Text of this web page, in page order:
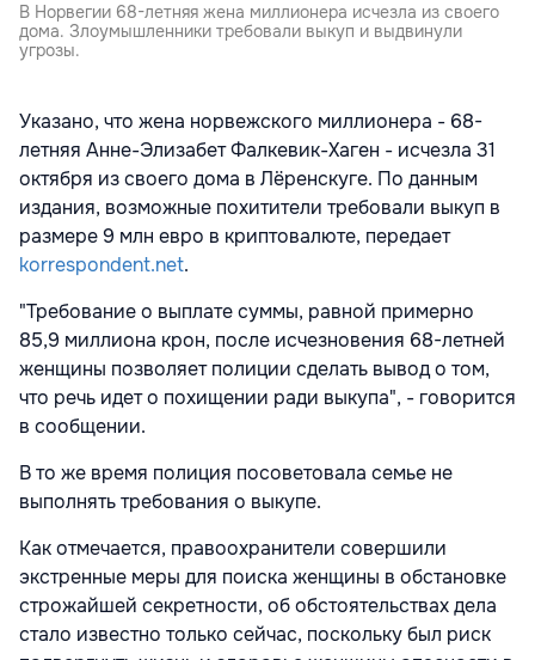
В Норвегии 68-летняя жена миллионера исчезла из своего
дома. Злоумышленники требовали выкуп и выдвинули
угрозы.
Указано, что жена норвежского миллионера - 68-
летняя Анне-Элизабет Фалкевик-Хаген - исчезла 31
октября из своего дома в Лёренскуге. По данным
издания, возможные похитители требовали выкуп в
размере 9 млн евро в криптовалюте, передает
korrespondent.net.
"Требование о выплате суммы, равной примерно
85,9 миллиона крон, после исчезновения 68-летней
женщины позволяет полиции сделать вывод о том,
что речь идет о похищении ради выкупа", - говорится
в сообщении.
В то же время полиция посоветовала семье не
выполнять требования о выкупе.
Как отмечается, правоохранители совершили
экстренные меры для поиска женщины в обстановке
строжайшей секретности, об обстоятельствах дела
стало известно только сейчас, поскольку был риск